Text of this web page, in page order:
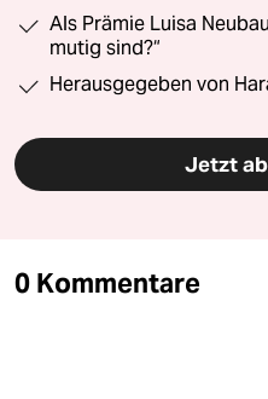
Als Prämie Luisa
mutig sind?“
Herausgegeben von
Jetzt
0 Kommentare